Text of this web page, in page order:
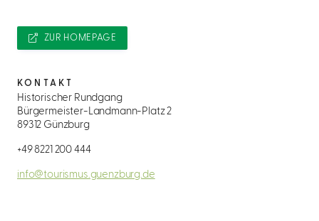
ZUR HOMEPAGE
KONTAKT
Historischer Rundgang
Bürgermeister-Landmann-Platz 2
89312 Günzburg
+49 8221 200 444
info@tourismus.guenzburg.de